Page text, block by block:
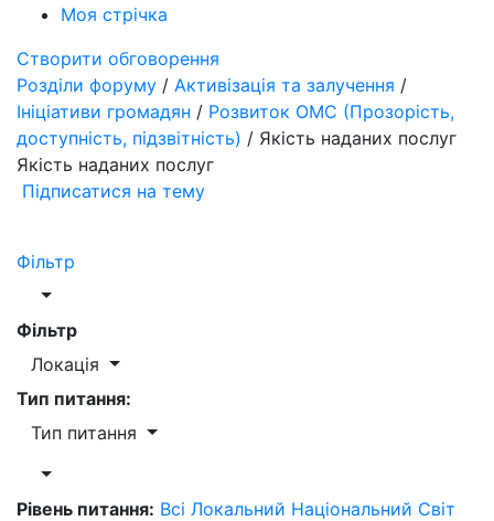
Моя стрічка
Створити обговорення
Розділи форуму / Активізація та залучення /
Ініціативи громадян / Розвиток ОМС (Прозорість,
доступність, підзвітність) / Якість наданих послуг
Якість наданих послуг
Підписатися на тему
Фільтр
Фільтр
Локація
Тип питання:
Тип питання
Рівень питання: Всі Локальний Національний Світ